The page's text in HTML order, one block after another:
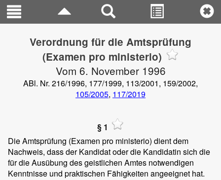
Verordnung für die Amtsprüfung
(Examen pro ministerio)
Vom 6. November 1996
ABl. Nr. 216/1996, 177/1999, 113/2001, 159/2002,
105/2005, 117/2019
§ 1
Die Amtsprüfung (Examen pro ministerio) dient dem
Nachweis, dass der Kandidat oder die Kandidatin sich die
für die Ausübung des geistlichen Amtes notwendigen
Kenntnisse und praktischen Fähigkeiten angeeignet hat.